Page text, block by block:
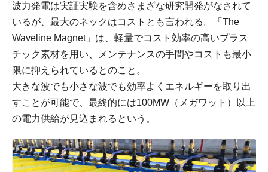
波力発電は実証実験を含めさまざな研究開発がなされて
いるが、最大のネックはコストとも言われる。「The
Waveline Magnet」は、軽量でコスト効率の高いプラス
チック素材を用い、メンテナンスの手間やコストも最小
限に抑えられているとのこと。
大きな波でも小さな波でも効率よくエネルギーを取り出
すことが可能で、最終的には100MW（メガワット）以上
の電力供給が見込まれるという。